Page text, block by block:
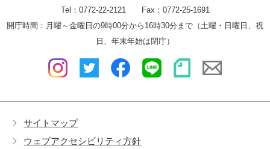
サイトマップ
ウェブアクセシビリティ方針
Tel：0772-22-2121 Fax：0772-25-1691
開庁時間：月曜～金曜日の9時00分から16時30分まで（土曜・日曜日、祝
日、年末年始は閉庁）